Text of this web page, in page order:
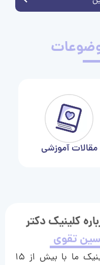
مقالات آموزشی
کلینیک دکتر
تقوی
کلینیک ما با بیش از ۱۵